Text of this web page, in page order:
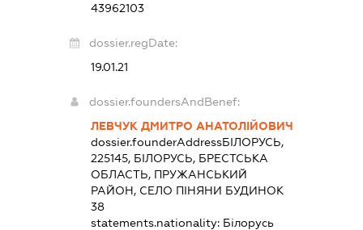
43962103
dossier.regDate:
19.01.21
dossier.foundersAndBenef:
ЛЕВЧУК ДМИТРО АНАТОЛІЙОВИЧ
dossier.founderAddressБІЛОРУСЬ,
225145, БІЛОРУСЬ, БРЕСТСЬКА
ОБЛАСТЬ, ПРУЖАНСЬКИЙ
РАЙОН, СЕЛО ПІНЯНИ БУДИНОК
38
statements.nationality: Білорусь